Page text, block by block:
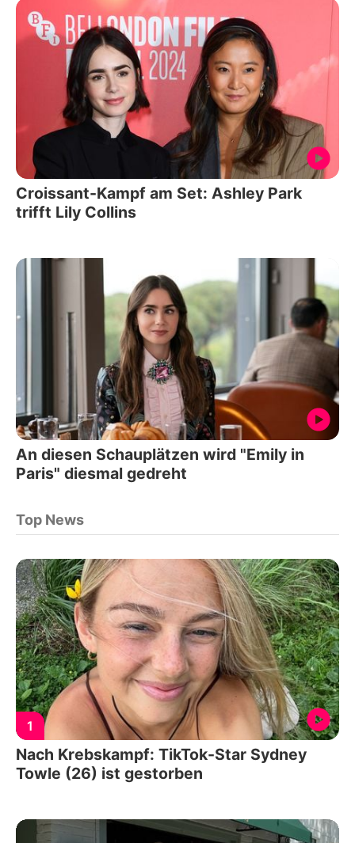
Croissant-Kampf am Set: Ashley Park
trifft Lily Collins
An diesen Schauplätzen wird "Emily in
Paris" diesmal gedreht
Top News
1
Nach Krebskampf: TikTok-Star Sydney
Towle (26) ist gestorben